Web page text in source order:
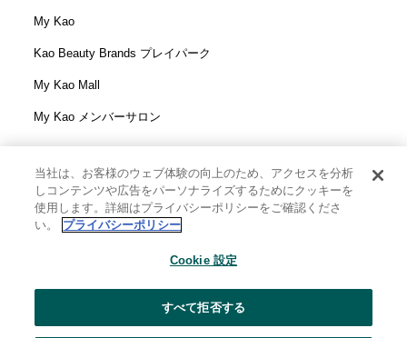
My Kao
Kao Beauty Brands プレイパーク
My Kao Mall
My Kao メンバーサロン
花王株式会社
ウェブサイト利用規定
当社は、お客様のウェブ体験の向上のため、アクセスを分析
しコンテンツや広告をパーソナライズするためにクッキーを
使用します。詳細はプライバシーポリシーをご確認くださ
い。
プライバシーポリシー
Cookie 設定
すべて拒否する